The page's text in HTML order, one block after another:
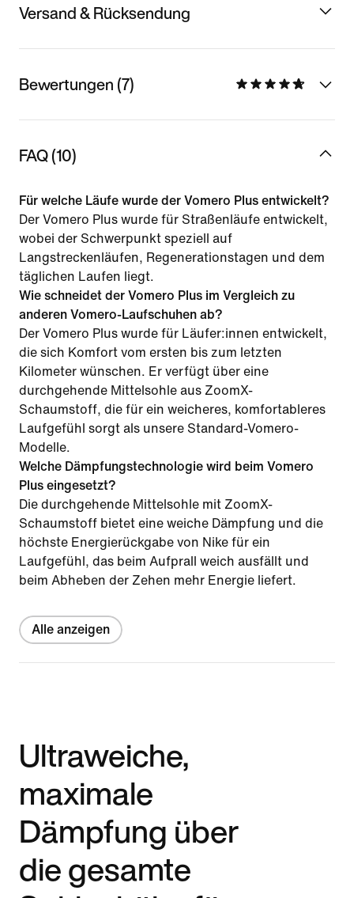
Versand & Rücksendung
Bewertungen (7)
FAQ (10)
Für welche Läufe wurde der Vomero Plus entwickelt?
Der Vomero Plus wurde für Straßenläufe entwickelt,
wobei der Schwerpunkt speziell auf
Langstreckenläufen, Regenerationstagen und dem
täglichen Laufen liegt.
Wie schneidet der Vomero Plus im Vergleich zu
anderen Vomero-Laufschuhen ab?
Der Vomero Plus wurde für Läufer:innen entwickelt,
die sich Komfort vom ersten bis zum letzten
Kilometer wünschen. Er verfügt über eine
durchgehende Mittelsohle aus ZoomX-
Schaumstoff, die für ein weicheres, komfortableres
Laufgefühl sorgt als unsere Standard-Vomero-
Modelle.
Welche Dämpfungstechnologie wird beim Vomero
Plus eingesetzt?
Die durchgehende Mittelsohle mit ZoomX-
Schaumstoff bietet eine weiche Dämpfung und die
höchste Energierückgabe von Nike für ein
Laufgefühl, das beim Aufprall weich ausfällt und
beim Abheben der Zehen mehr Energie liefert.
Alle anzeigen
Ultraweiche,
maximale
Dämpfung über
die gesamte